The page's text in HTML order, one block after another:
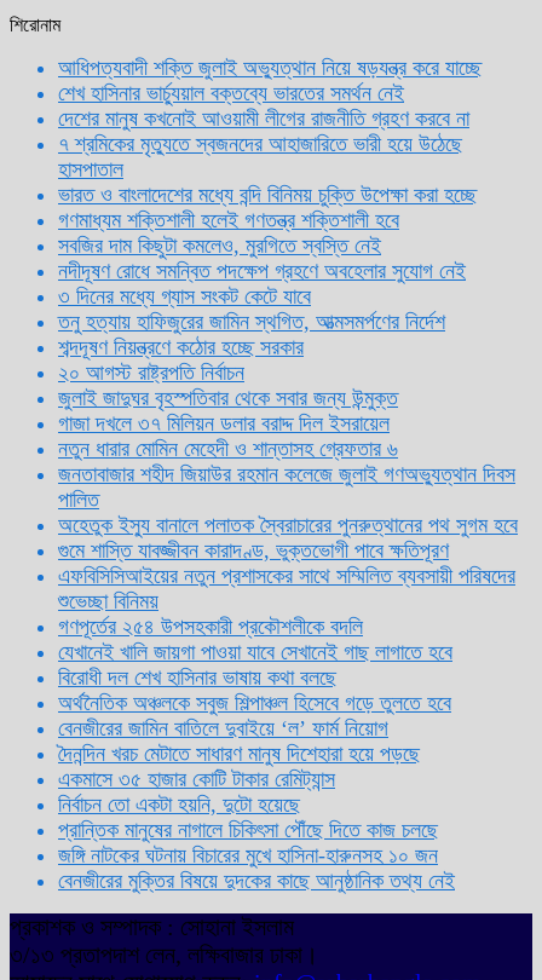
শিরোনাম
আধিপত্যবাদী শক্তি জুলাই অভ্যুত্থান নিয়ে ষড়যন্ত্র করে যাচ্ছে
শেখ হাসিনার ভার্চ্যুয়াল বক্তব্যে ভারতের সমর্থন নেই
দেশের মানুষ কখনোই আওয়ামী লীগের রাজনীতি গ্রহণ করবে না
৭ শ্রমিকের মৃত্যুতে স্বজনদের আহাজারিতে ভারী হয়ে উঠেছে
হাসপাতাল
ভারত ও বাংলাদেশের মধ্যে বন্দি বিনিময় চুক্তি উপেক্ষা করা হচ্ছে
গণমাধ্যম শক্তিশালী হলেই গণতন্ত্র শক্তিশালী হবে
সবজির দাম কিছুটা কমলেও, মুরগিতে স্বস্তি নেই
নদীদূষণ রোধে সমন্বিত পদক্ষেপ গ্রহণে অবহেলার সুযোগ নেই
৩ দিনের মধ্যে গ্যাস সংকট কেটে যাবে
তনু হত্যায় হাফিজুরের জামিন স্থগিত, আত্মসমর্পণের নির্দেশ
শব্দদূষণ নিয়ন্ত্রণে কঠোর হচ্ছে সরকার
২০ আগস্ট রাষ্ট্রপতি নির্বাচন
জুলাই জাদুঘর বৃহস্পতিবার থেকে সবার জন্য উন্মুক্ত
গাজা দখলে ৩৭ মিলিয়ন ডলার বরাদ্দ দিল ইসরায়েল
নতুন ধারার মোমিন মেহেদী ও শান্তাসহ গ্রেফতার ৬
জনতাবাজার শহীদ জিয়াউর রহমান কলেজে জুলাই গণঅভ্যুত্থান দিবস
পালিত
অহেতুক ইস্যু বানালে পলাতক স্বৈরাচারের পুনরুত্থানের পথ সুগম হবে
গুমে শাস্তি যাবজ্জীবন কারাদণ্ড, ভুক্তভোগী পাবে ক্ষতিপূরণ
এফবিসিসিআইয়ের নতুন প্রশাসকের সাথে সম্মিলিত ব্যবসায়ী পরিষদের
শুভেচ্ছা বিনিময়
গণপূর্তের ২৫৪ উপসহকারী প্রকৌশলীকে বদলি
যেখানেই খালি জায়গা পাওয়া যাবে সেখানেই গাছ লাগাতে হবে
বিরোধী দল শেখ হাসিনার ভাষায় কথা বলছে
অর্থনৈতিক অঞ্চলকে সবুজ শিল্পাঞ্চল হিসেবে গড়ে তুলতে হবে
বেনজীরের জামিন বাতিলে দুবাইয়ে ‌‘ল’ ফার্ম নিয়োগ
দৈনন্দিন খরচ মেটাতে সাধারণ মানুষ দিশেহারা হয়ে পড়ছে
একমাসে ৩৫ হাজার কোটি টাকার রেমিট্যান্স
নির্বাচন তো একটা হয়নি, দুটো হয়েছে
প্রান্তিক মানুষের নাগালে চিকিৎসা পৌঁছে দিতে কাজ চলছে
জঙ্গি নাটকের ঘটনায় বিচারের মুখে হাসিনা-হারুনসহ ১০ জন
বেনজীরের মুক্তির বিষয়ে দুদকের কাছে আনুষ্ঠানিক তথ্য নেই
প্রকাশক ও সম্পাদক : সোহানা ইসলাম
৩/১৩ প্রতাপদাশ লেন, লক্ষিবাজার ঢাকা।